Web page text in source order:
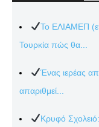
Το ΕΛΙΑΜΕΠ
Τουρκία πώς θα...
Ένας ιερέας
απαριθμεί...
Κρυφό